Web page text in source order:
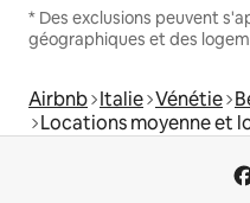
* Des exclusions peuvent
géographiques et des
Airbnb Italie Vénétie
Locations moyenne et